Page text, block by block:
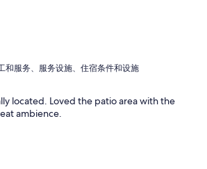
和服务、服务设施、住宿条件和设施
located. Loved the patio area with the
ambience.